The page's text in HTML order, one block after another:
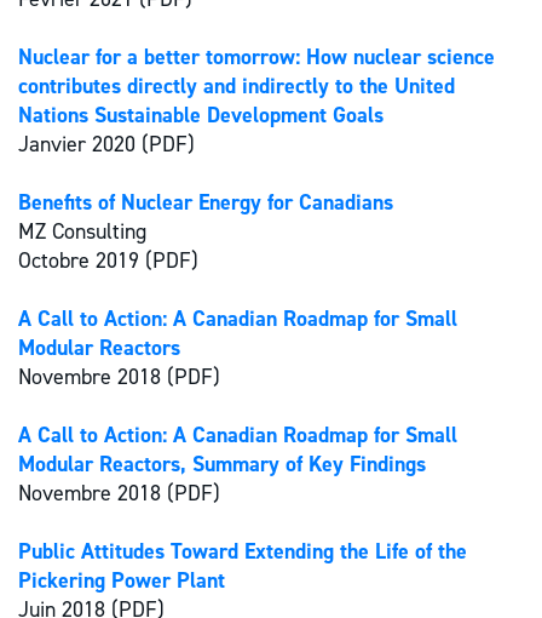
Nuclear for a better tomorrow: How nuclear science
contributes directly and indirectly to the United
Nations Sustainable Development Goals
Janvier 2020 (PDF)
Benefits of Nuclear Energy for Canadians
MZ Consulting
Octobre 2019 (PDF)
A Call to Action: A Canadian Roadmap for Small
Modular Reactors
Novembre 2018 (PDF)
A Call to Action: A Canadian Roadmap for Small
Modular Reactors, Summary of Key Findings
Novembre 2018 (PDF)
Public Attitudes Toward Extending the Life of the
Pickering Power Plant
Juin 2018 (PDF)